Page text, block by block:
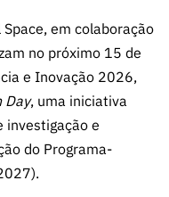
ções de
Interesse
FCCN,
serviços
digitais da
Space, em colaboração
no próximo 15 de
e Inovação 2026,
Day, uma iniciativa
investigação e
do Programa-